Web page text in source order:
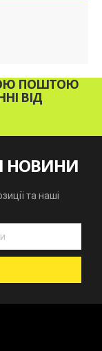
ПОШТОЮ
ВІД
НОВИНИ
та наші